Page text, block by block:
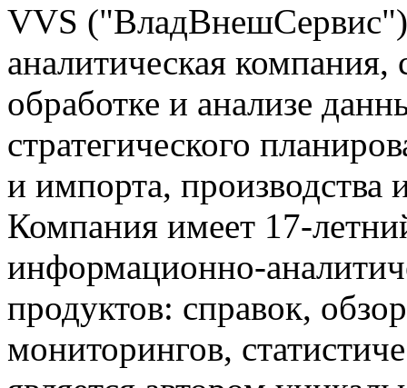
VVS
аналитическая
обработке и анализе
стратегического
и импорта, производства
Компания имеет 17-
информационно-
продуктов: справок,
мониторингов,